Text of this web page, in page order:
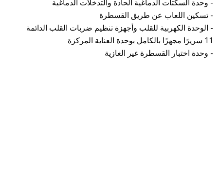
- وحدة السكتات الدماغية الحادة والتدخلات الدماغية
- تسكين اللعاب عن طريق القسطرة
- الوحدة الكهربية للقلب وأجهزة تنظيم ضربات القلب الدائمة
11 سريرًا مجهزًا بالكامل بوحدة العناية المركزة
- وحدة اختبار القسطرة غير الغازية